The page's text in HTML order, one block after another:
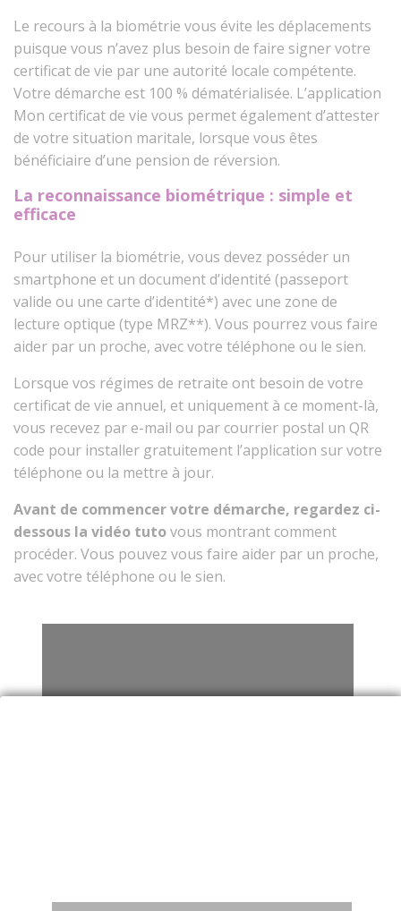
Le recours à la biométrie vous évite les déplacements
puisque vous n’avez plus besoin de faire signer votre
certificat de vie par une autorité locale compétente.
Votre démarche est 100 % dématérialisée. L’application
Mon certificat de vie vous permet également d’attester
de votre situation maritale, lorsque vous êtes
bénéficiaire d’une pension de réversion.
La reconnaissance biométrique : simple et
efficace
Pour utiliser la biométrie, vous devez posséder un
smartphone et un document d’identité (passeport
valide ou une carte d’identité*) avec une zone de
lecture optique (type MRZ**). Vous pourrez vous faire
aider par un proche, avec votre téléphone ou le sien.
Lorsque vos régimes de retraite ont besoin de votre
certificat de vie annuel, et uniquement à ce moment-là,
vous recevez par e-mail ou par courrier postal un QR
code pour installer gratuitement l’application sur votre
téléphone ou la mettre à jour.
Avant de commencer votre démarche, regardez ci-
dessous la vidéo tutovous montrant comment
procéder. Vous pouvez vous faire aider par un proche,
avec votre téléphone ou le sien.